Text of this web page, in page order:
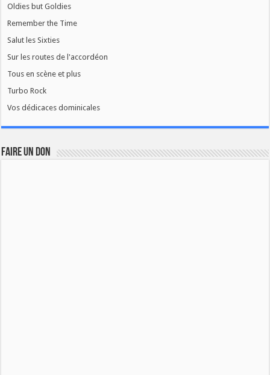
Oldies but Goldies
Remember the Time
Salut les Sixties
Sur les routes de l'accordéon
Tous en scène et plus
Turbo Rock
Vos dédicaces dominicales
FAIRE UN DON